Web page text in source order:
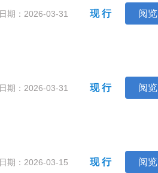
现 行 阅览
期：2026-03-31
现 行 阅览
期：2026-03-31
现 行 阅览
期：2026-03-15